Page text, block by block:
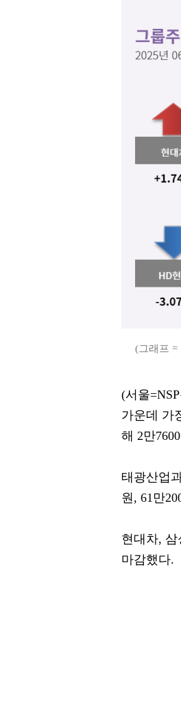
(그래프 =
(서울
가운데 가
해 2만
태광산업
원, 61만
현대차, 삼
마감했다.